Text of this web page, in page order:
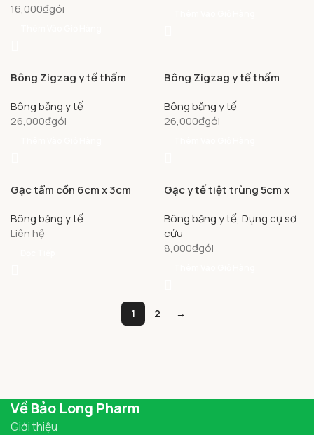
16,000₫gói
Bông Zigzag y tế thấm
trong chăm sóc cá nhân và
y tế (100g)
Bông băng y tế
26,000₫gói
Bông Zigzag y tế thấm
trong chăm sóc cá nhân và
y tế (100g)
Bông băng y tế
26,000₫gói
Gạc tẩm cồn 6cm x 3cm
và chống lại vi khuẩn (100
miếng)
Bông băng y tế
Liên hệ
Gạc y tế tiệt trùng 5cm x
(100 gói)
Bông băng y tế, Dụng cụ sơ
cứu
8,000₫gói
1 2 →
Về Bảo Long Pharm
Giới thiệu